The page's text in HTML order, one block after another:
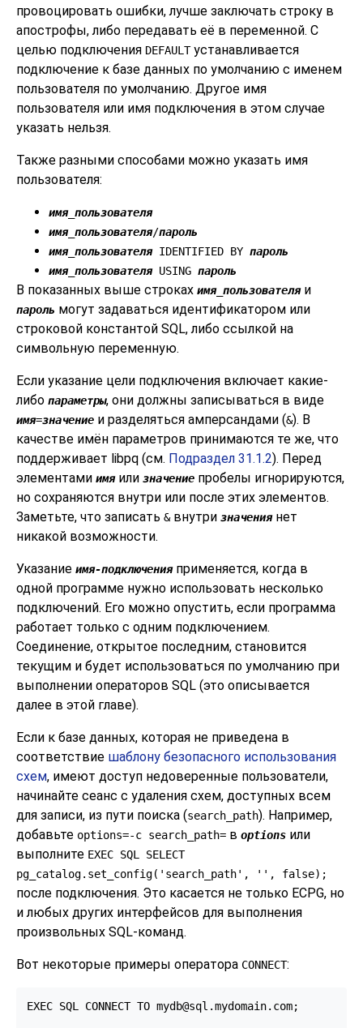
провоцировать ошибки, лучше заключать строку в
апострофы, либо передавать её в переменной. С
целью подключения DEFAULTустанавливается
подключение к базе данных по умолчанию с именем
пользователя по умолчанию. Другое имя
пользователя или имя подключения в этом случае
указать нельзя.
Также разными способами можно указать имя
пользователя:
имя_пользователя
имя_пользователя/пароль
имя_пользователяIDENTIFIED BY пароль
имя_пользователяUSING пароль
В показанных выше строках имя_пользователяи
пароль могут задаваться идентификатором или
строковой константой SQL, либо ссылкой на
символьную переменную.
Если указание цели подключения включает какие-
либо параметры, они должны записываться в виде
имя=значение и разделяться амперсандами (&). В
качестве имён параметров принимаются те же, что
поддерживает libpq (см. Подраздел 31.1.2). Перед
элементами имяили значение пробелы игнорируются,
но сохраняются внутри или после этих элементов.
Заметьте, что записать &внутри значениянет
никакой возможности.
Указание имя-подключенияприменяется, когда в
одной программе нужно использовать несколько
подключений. Его можно опустить, если программа
работает только с одним подключением.
Соединение, открытое последним, становится
текущим и будет использоваться по умолчанию при
выполнении операторов SQL (это описывается
далее в этой главе).
Если к базе данных, которая не приведена в
соответствие шаблону безопасного использования
схем, имеют доступ недоверенные пользователи,
начинайте сеанс с удаления схем, доступных всем
для записи, из пути поиска (search_path). Например,
добавьте options=-c search_path= в options или
выполните EXEC SQL SELECT
pg_catalog.set_config('search_path', '', false);
после подключения. Это касается не только ECPG, но
и любых других интерфейсов для выполнения
произвольных SQL-команд.
Вот некоторые примеры оператора CONNECT:
EXEC SQL CONNECT TO mydb@sql.mydomain.com;